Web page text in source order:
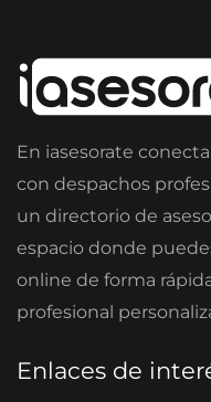
En iasesorate
con despachos
un directorio de
espacio donde
online de forma
profesional
Enlaces de